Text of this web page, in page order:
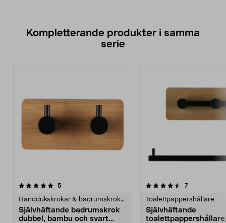
Kompletterande produkter i samma
serie
5recensioner
Handdukskrokar & badrumskrokar
Självhäftande badrumskrok
dubbel, bambu och svart
4.5av 5 stjärnor 7recensioner
Toalettpappershållare
Självhäftande
5.0av 5 stjärnor